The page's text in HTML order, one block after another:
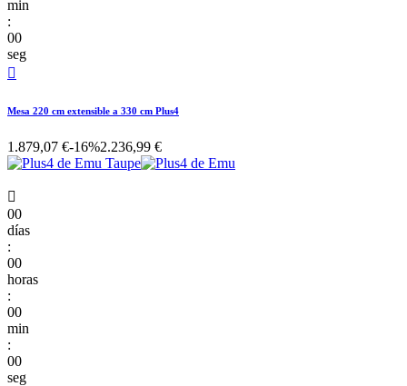
min
:
00
seg

Mesa 220 cm extensible a 330 cm Plus4
1.879,07 €-16%2.236,99 €

00
días
:
00
horas
:
00
min
:
00
seg